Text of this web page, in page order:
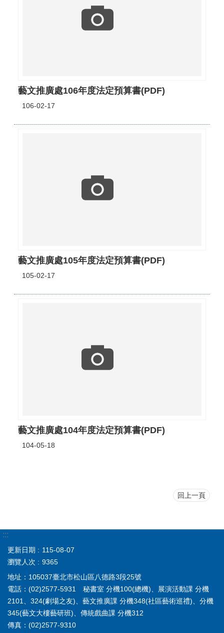
藝文推廣處106年度法定預算書(PDF)
106-02-17
藝文推廣處105年度法定預算書(PDF)
105-02-17
藝文推廣處104年度法定預算書(PDF)
104-05-18
回上一頁
:::
更新日期
115-08-07
瀏覽人次
9365
地址：105037臺北市松山區八德路3段25號
電話：(02)2577-5931 秘書室 分機100(總機)、展演活動課 分機
2101、324(劇場之友)、藝文推廣課 分機348(社區藝術巡禮)、分機
345(藝文大樓藝研班)、傳統戲曲課 分機312
傳真：(02)2577-9310